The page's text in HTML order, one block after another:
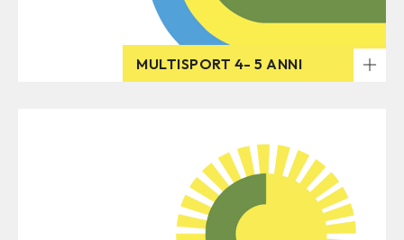
MULTISPORT 4- 5 ANNI